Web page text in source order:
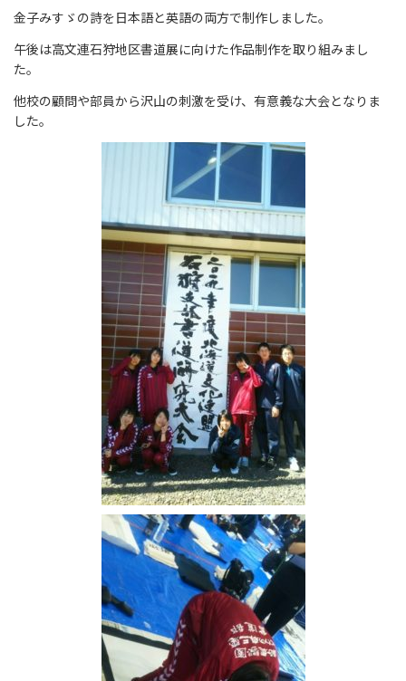
金子みすゞの詩を日本語と英語の両方で制作しました。
午後は高文連石狩地区書道展に向けた作品制作を取り組みまし
た。
他校の顧問や部員から沢山の刺激を受け、有意義な大会となりま
した。